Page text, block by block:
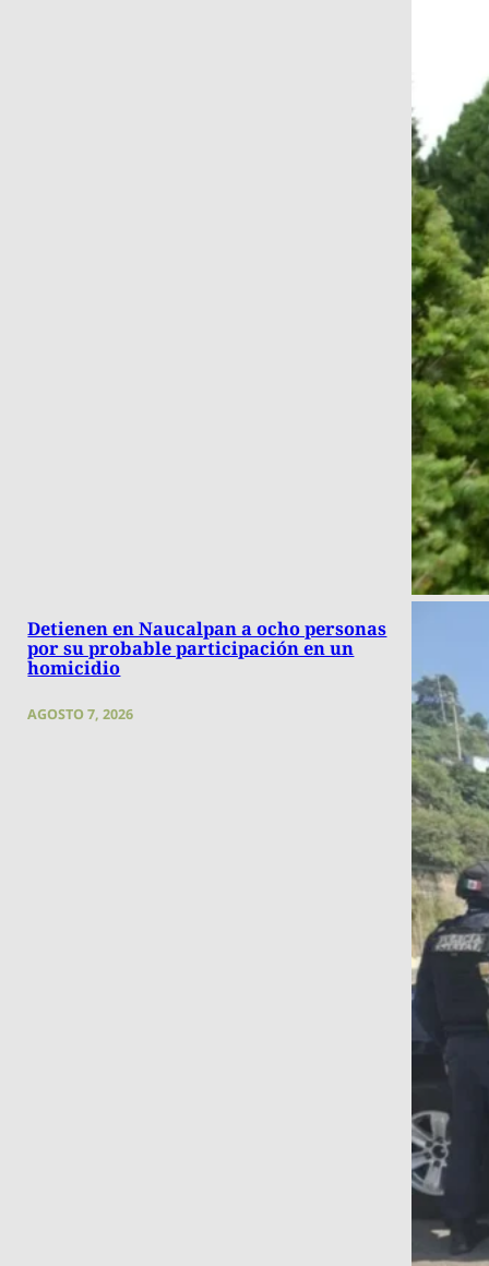
Detienen en Naucalpan a ocho personas
por su probable participación en un
homicidio
AGOSTO 7, 2026